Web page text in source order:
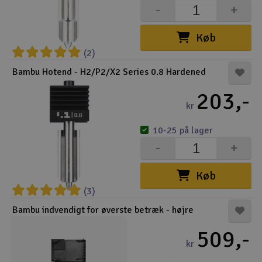
(2)
Køb
+
-
Bambu Hotend - H2/P2/X2 Series 0.8 Hardened
(3)
kr 203,-
Køb
+
-
10-25 på lager
Bambu indvendigt for øverste betræk - højre
kr 509,-